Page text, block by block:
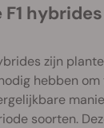
zijn
hebben om
soorten.